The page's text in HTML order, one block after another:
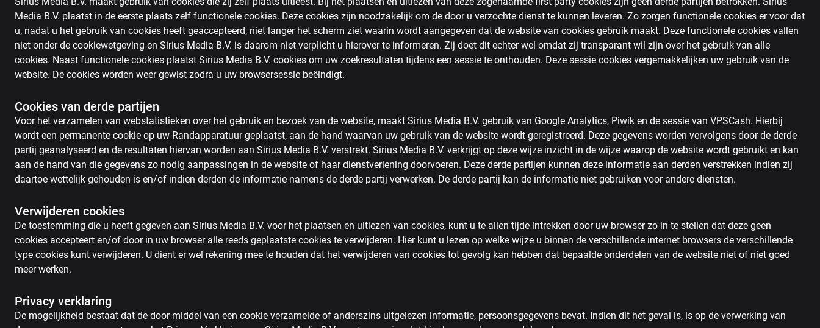
Media B.V. plaatst in de eerste plaats zelf functionele cookies. Deze cookies zijn noodzakelijk om de door u verzochte dienst te kunnen leveren. Zo zorgen functionele cookies er voor dat
u, nadat u het gebruik van cookies heeft geaccepteerd, niet langer het scherm ziet waarin wordt aangegeven dat de website van cookies gebruik maakt. Deze functionele cookies vallen
niet onder de cookiewetgeving en Sirius Media B.V. is daarom niet verplicht u hierover te informeren. Zij doet dit echter wel omdat zij transparant wil zijn over het gebruik van alle
cookies. Naast functionele cookies plaatst Sirius Media B.V. cookies om uw zoekresultaten tijdens een sessie te onthouden. Deze sessie cookies vergemakkelijken uw gebruik van de
website. De cookies worden weer gewist zodra u uw browsersessie beëindigt.
Cookies van derde partijen
Voor het verzamelen van webstatistieken over het gebruik en bezoek van de website, maakt Sirius Media B.V. gebruik van Google Analytics, Piwik en de sessie van VPSCash. Hierbij
wordt een permanente cookie op uw Randapparatuur geplaatst, aan de hand waarvan uw gebruik van de website wordt geregistreerd. Deze gegevens worden vervolgens door de derde
partij geanalyseerd en de resultaten hiervan worden aan Sirius Media B.V. verstrekt. Sirius Media B.V. verkrijgt op deze wijze inzicht in de wijze waarop de website wordt gebruikt en kan
aan de hand van die gegevens zo nodig aanpassingen in de website of haar dienstverlening doorvoeren. Deze derde partijen kunnen deze informatie aan derden verstrekken indien zij
daartoe wettelijk gehouden is en/of indien derden de informatie namens de derde partij verwerken. De derde partij kan de informatie niet gebruiken voor andere diensten.
Verwijderen cookies
De toestemming die u heeft gegeven aan Sirius Media B.V. voor het plaatsen en uitlezen van cookies, kunt u te allen tijde intrekken door uw browser zo in te stellen dat deze geen
cookies accepteert en/of door in uw browser alle reeds geplaatste cookies te verwijderen. Hier kunt u lezen op welke wijze u binnen de verschillende internet browsers de verschillende
type cookies kunt verwijderen. U dient er wel rekening mee te houden dat het verwijderen van cookies tot gevolg kan hebben dat bepaalde onderdelen van de website niet of niet goed
meer werken.
Privacy verklaring
De mogelijkheid bestaat dat de door middel van een cookie verzamelde of anderszins uitgelezen informatie, persoonsgegevens bevat. Indien dit het geval is, is op de verwerking van